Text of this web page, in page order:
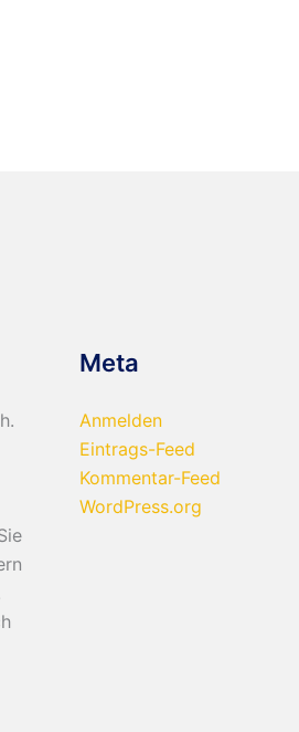
Meta
Anmelden
Eintrags-Feed
Kommentar-Feed
WordPress.org